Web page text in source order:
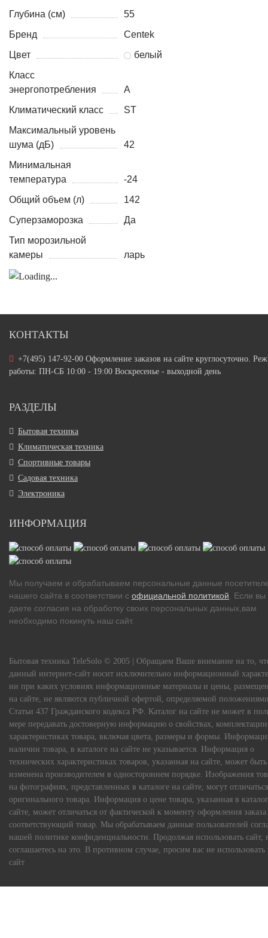
Глубина (см)
55
Бренд
Centek
Цвет
белый
Класс
энергопотребления
A
Климатический класс
ST
Максимальный уровень
шума (дБ)
42
Минимальная
температура
-24
Общий объем (л)
142
Суперзаморозка
Да
Тип морозильной
камеры
ларь
КОНТАКТЫ
+7(495) 147-92-00 Оформление заказов на сайте круглосуточно.
работы: ПН-СБ 10:00 - 19:00 Воскресенье - выходной день
РАЗДЕЛЫ
Бытовая техника
Климатическая техника
Спортивные товары
Садовая техника
Электроника
ИНФОРМАЦИЯ
Мы получаем и обрабатываем персональные данные
нашего сайта в соответствии с официальной политикой. Если вы
даете согласия на обработку своих персональных данных,вам
необходимо покинуть наш сайт.
Бытовая техника TeleSolo © 2005 | Обращаем Ваше внимание на то,
данный интернет-сайт носит исключительно информационный
ни при каких условиях информационные материалы и цены,
на сайте, не являются публичной офертой, определяемой
Статьи 437 Гражданского кодекса РФ. Каталог на сайте не может в
мере передавать достоверную информацию о свойствах,
характеристиках товара, включая цвета, размеры и формы.
наличии товара, в каталоге на сайте не указывается. Информация о
технических характеристиках товаров, указанная на сайте, может быть
изменена производителем в одностороннем порядке. Изображения
на фотографиях, представленных в каталоге на сайте, могут
оригинального товара. Информация о цене товара, указанная в
сайте, может отличаться от фактической к моменту оформления заказа
соответствующий товар. Мы обрабатываем данные пользователей
нашей политике конфиденциальности. Продолжая использовать сайт,
соглашаетесь на это. В противном случае, просим вас не
сайт